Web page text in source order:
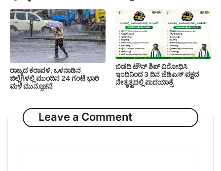
ರಾಜ್ಯದ ಕರಾವಳಿ, ಒಳನಾಡಿನ
ಜಿಲ್ಲೆಗಳಲ್ಲಿ ಮುಂದಿನ 24 ಗಂಟೆ ಭಾರಿ
ಮಳೆ ಮುನ್ಸೂಚನೆ
ಬಿಡದಿ ಟೌನ್ ಶಿಪ್ ವಿರೋಧಿಸಿ
ಇಂದಿನಿಂದ 3 ದಿನ ಜೆಡಿಎಸ್ ಪಕ್ಷದ
ನೇತೃತ್ವದಲ್ಲಿ ಪಾದಯಾತ್ರೆ
Leave a Comment